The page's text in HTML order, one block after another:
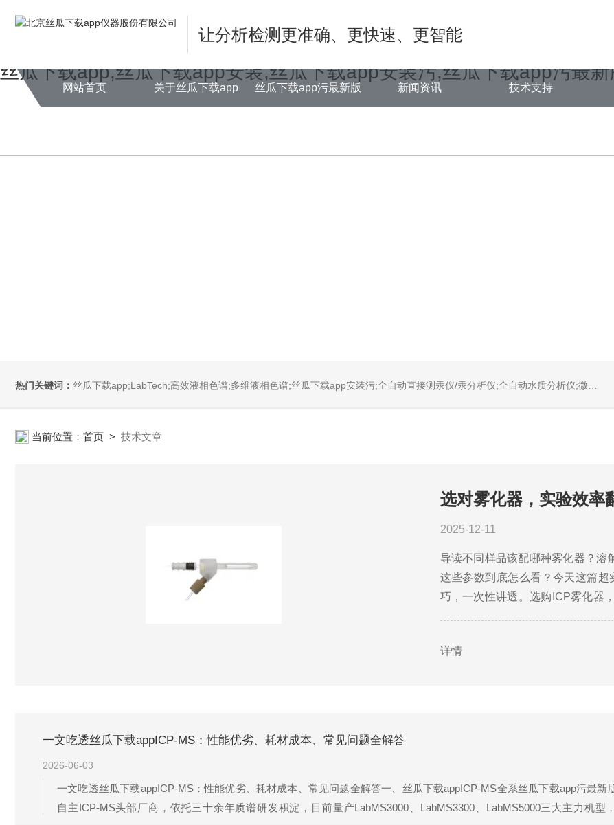
Warning: mkdir(): No space left on device in
/
丝瓜下载app,丝瓜下载app安装,丝瓜下载app安装污,丝瓜下载app污最新
让分析检测更准确、更快速、更智能
网站首页 关于丝瓜下载app 丝瓜下载app污最新版 新闻资讯 技术支持
热门关键词： 丝瓜下载app;LabTech;高效液相色谱;多维液相色谱;丝瓜下载app安装污;全自动直接测汞仪/汞分析仪;全自动水质分析仪;微波消解萃取系统;微波合成系统;微波灰化磺化系统;全自动固相萃取系统;Dryvap全自动溶剂蒸发系统;激光固体烧蚀进样系统;循环水冷却器;电热消解仪;微控数显电热板;光波加热仪;磁力搅拌器;分析仪器;丝瓜下载app安装设备;样品前处理仪器;丝瓜下载app安装信息管理系统（LIMS;超净丝瓜下载app安装设计与工程;通风柜;化学安全柜;AAICPICP-MSUV-VISHPLC耗材和配件
当前位置： 首页 > 技术文章
选对雾化器，实验效率
2025-12-11
导读不同样品该配哪种雾化器？溶
这些参数到底怎么看？今天这篇
巧，一次性讲透。选购ICP雾化器
详情
一文吃透丝瓜下载appICP-MS：性能优劣、耗材成本、常见问题全解答
2026-06-03
一文吃透丝瓜下载appICP-MS：性能优劣、耗材成本、常见问题全解答一、丝瓜下载appICP-MS全系丝瓜下载app污最新
自主ICP-MS头部厂商，依托三十余年质谱研发积淀，目前量产LabMS3000、LabMS3300、LabMS5000三大主力机型